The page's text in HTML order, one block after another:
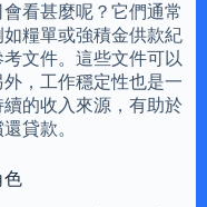
看甚麼呢？它們通常
糧單或強積金供款紀
文件。這些文件可以
，工作穩定性也是一
的收入來源，有助於
貸款。
色